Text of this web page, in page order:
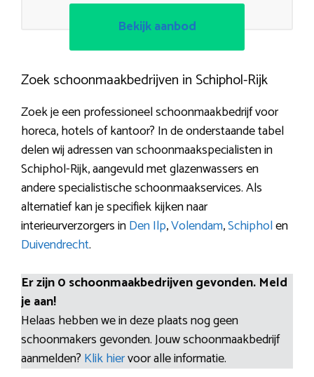
Bekijk aanbod
Zoek schoonmaakbedrijven in Schiphol-Rijk
Zoek je een professioneel schoonmaakbedrijf voor
horeca, hotels of kantoor? In de onderstaande tabel
delen wij adressen van schoonmaakspecialisten in
Schiphol-Rijk, aangevuld met glazenwassers en
andere specialistische schoonmaakservices. Als
alternatief kan je specifiek kijken naar
interieurverzorgers inDen Ilp,Volendam,Schipholen
Duivendrecht.
Er zijn 0 schoonmaakbedrijven gevonden. Meld
je aan!
Helaas hebben we in deze plaats nog geen
schoonmakers gevonden. Jouw schoonmaakbedrijf
aanmelden? Klik hiervoor alle informatie.